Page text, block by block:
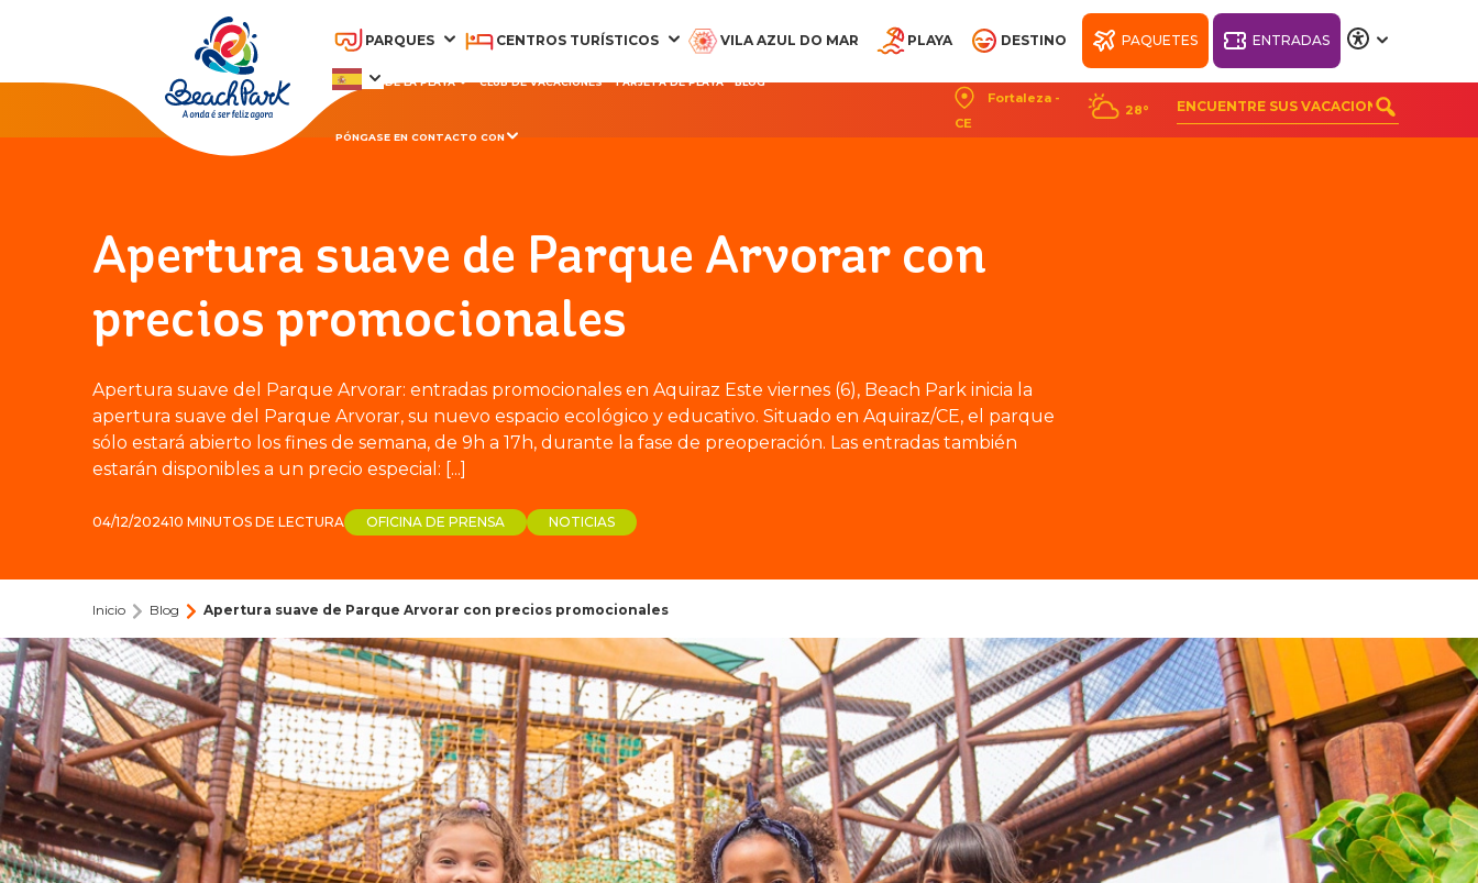
PARQUES CENTROS TURÍSTICOS VILA AZUL DO MAR PLAYA DESTINO PAQUETES ENTRADAS
PARQUE DE LA PLAYA CLUB DE VACACIONES TARJETA DE PLAYA BLOG
PÓNGASE EN CONTACTO CON
Fortaleza -
CE
28°
Apertura suave de Parque Arvorar con
precios promocionales
Apertura suave del Parque Arvorar: entradas promocionales en Aquiraz Este viernes (6), Beach Park inicia la
apertura suave del Parque Arvorar, su nuevo espacio ecológico y educativo. Situado en Aquiraz/CE, el parque
sólo estará abierto los fines de semana, de 9h a 17h, durante la fase de preoperación. Las entradas también
estarán disponibles a un precio especial: [...]
04/12/202410 MINUTOS DE LECTURA OFICINA DE PRENSA NOTICIAS
Inicio Blog Apertura suave de Parque Arvorar con precios promocionales